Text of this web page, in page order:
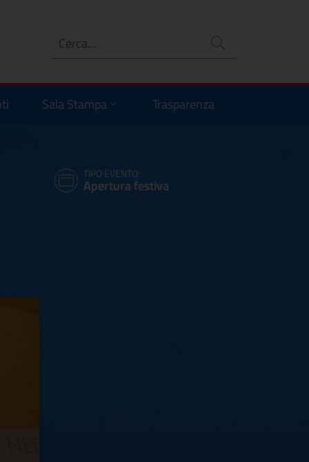
Ricerca
Sala Stampa Trasparenza
TIPO EVENTO:
Apertura festiva